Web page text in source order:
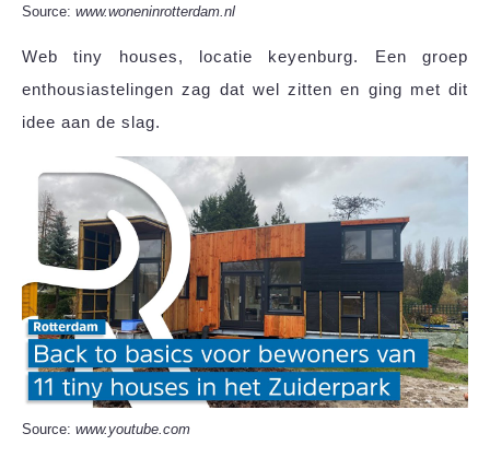
Source: www.woneninrotterdam.nl
Web tiny houses, locatie keyenburg. Een groep
enthousiastelingen zag dat wel zitten en ging met dit
idee aan de slag.
Source: www.youtube.com